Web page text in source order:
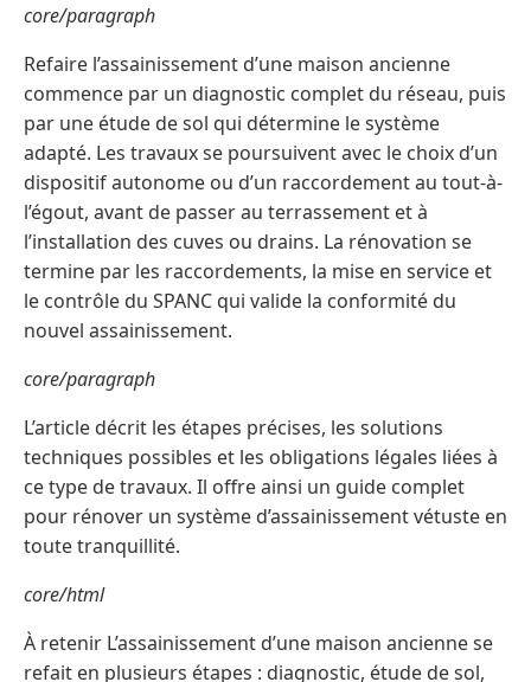
core/paragraph
Refaire l’assainissement d’une maison ancienne
commence par un diagnostic complet du réseau, puis
par une étude de sol qui détermine le système
adapté. Les travaux se poursuivent avec le choix d’un
dispositif autonome ou d’un raccordement au tout-à-
l’égout, avant de passer au terrassement et à
l’installation des cuves ou drains. La rénovation se
termine par les raccordements, la mise en service et
le contrôle du SPANC qui valide la conformité du
nouvel assainissement.
core/paragraph
L’article décrit les étapes précises, les solutions
techniques possibles et les obligations légales liées à
ce type de travaux. Il offre ainsi un guide complet
pour rénover un système d’assainissement vétuste en
toute tranquillité.
core/html
À retenir L’assainissement d’une maison ancienne se
refait en plusieurs étapes : diagnostic, étude de sol,